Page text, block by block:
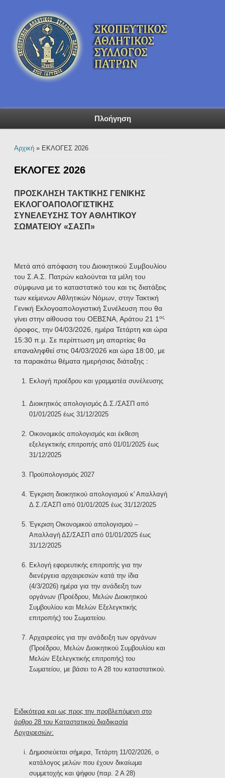
Πλοήγηση
Είστε εδώ
Αρχική» ΕΚΛΟΓΕΣ 2026
ΕΚΛΟΓΕΣ 2026
ΠΡΟΣΚΛΗΣΗ ΤΑΚΤΙΚΗΣ ΓΕΝΙΚΗΣ
ΕΚΛΟΓΟΑΠΟΛΟΓΙΣΤΙΚΗΣ
ΣΥΝΕΛΕΥΣΗΣ ΤΟΥ ΑΘΛΗΤΙΚΟΥ
ΣΩΜΑΤΕΙΟΥ «ΣΑΣΠ»
Μετά από απόφαση του Διοικητικού Συμβουλίου
του Σ.Α.Σ. Πατρών καλούνται τα μέλη του
σύμφωνα με το καταστατικό του και τις διατάξεις
των κείμενων Αθλητικών Νόμων, στην Τακτική
Γενική Εκλογοαπολογιστική Συνέλευση που θα
γίνει στην αίθουσα του ΟΕΒΣΝΑ, Αράτου 21 1 ος
όροφος, την 04/03/2026, ημέρα Τετάρτη και ώρα
15:30 π.μ. Σε περίπτωση μη απαρτίας θα
επαναληφθεί στις 04/03/2026 και ώρα 18:00, με
τα παρακάτω θέματα ημερήσιας διάταξης :
Εκλογή προέδρου και γραμματέα συνέλευσης
Διοικητικός απολογισμός Δ.Σ./ΣΑΣΠ από
01/01/2025 έως 31/12/2025
Οικονομικός απολογισμός και έκθεση
εξελεγκτικής επιτροπής από 01/01/2025 έως
31/12/2025
Προϋπολογισμός 2027
Έγκριση διοικητικού απολογισμού κ' Απαλλαγή
Δ.Σ./ΣΑΣΠ από 01/01/2025 έως 31/12/2025
Έγκριση Οικονομικού απολογισμού –
Απαλλαγή ΔΣ/ΣΑΣΠ από 01/01/2025 έως
31/12/2025
Εκλογή εφορευτικής επιτροπής για την
διενέργεια αρχαιρεσιών κατά την ίδια
(4/3/2026) ημέρα για την ανάδειξη των
οργάνων (Προέδρου, Μελών Διοικητικού
Συμβουλίου και Μελών Εξελεγκτικής
επιτροπής) του Σωματείου.
Αρχαιρεσίες για την ανάδειξη των οργάνων
(Προέδρου, Μελών Διοικητικού Συμβουλίου και
Μελών Εξελεγκτικής επιτροπής) του
Σωματείου, με βάσει το Α 28 του καταστατικού.
Ειδικότερα και ως προς την προβλεπόμενη στο
άρθρο 28 του Καταστατικού διαδικασία
Αρχαιρεσιών:
Δημοσιεύεται σήμερα, Τετάρτη 11/02/2026, ο
κατάλογος μελών που έχουν δικαίωμα
συμμετοχής και ψήφου (παρ. 2 Α 28)